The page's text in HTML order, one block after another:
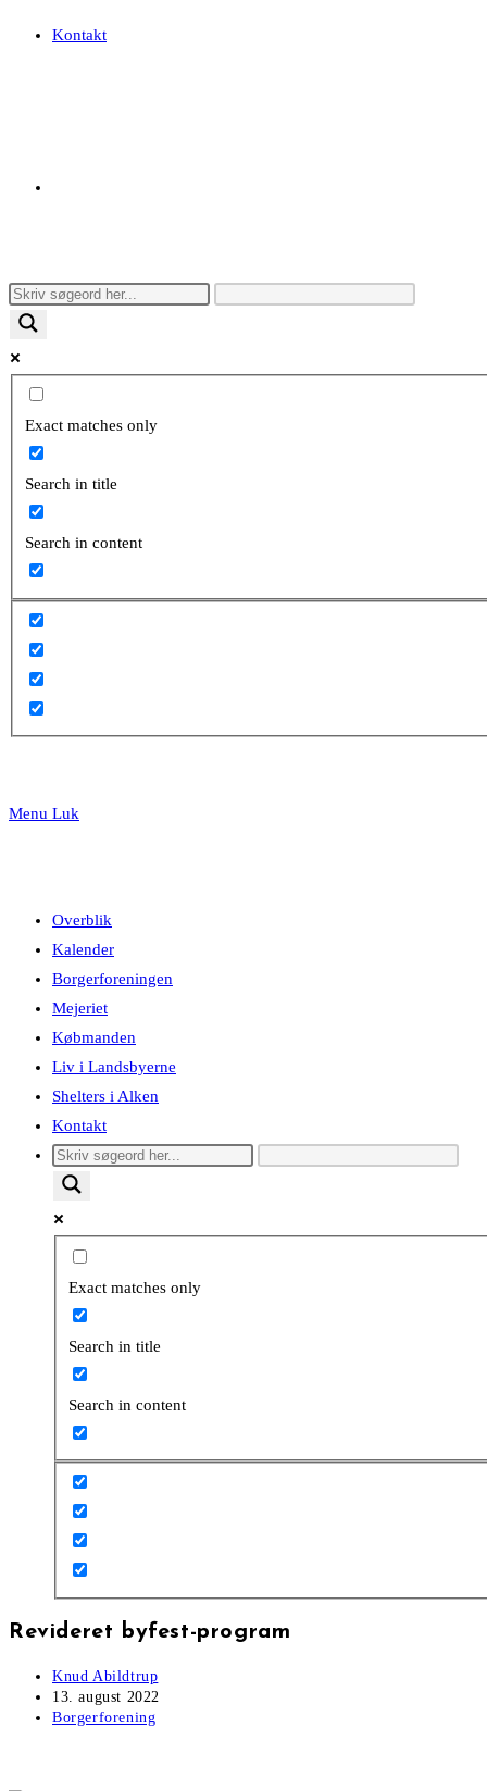
Kontakt
search
Exact matches only
Search in title
Search in content
Menu Luk
Overblik
Kalender
Borgerforeningen
Mejeriet
Købmanden
Liv i Landsbyerne
Shelters i Alken
Kontakt
Exact matches only
Search in title
Search in content
Revideret byfest-program
Post
author:
Knud Abildtrup
Post
published:
13. august 2022
Post
Borgerforening